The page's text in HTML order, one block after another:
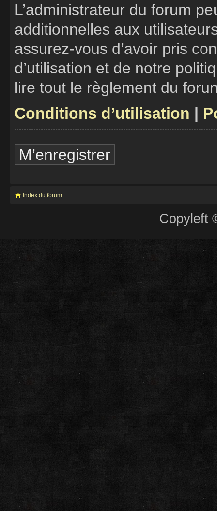
L’administrateur du forum
additionnelles aux
assurez-vous d’avoir pris
d’utilisation et de notre
lire tout le règlement du
Conditions d’utilisation |
M’enregistrer
Index du forum
Copyleft